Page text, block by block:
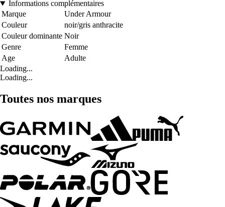
Informations complémentaires
Marque
Under Armour
Couleur
noir/gris anthracite
Couleur dominante Noir
Genre
Femme
Age
Adulte
Loading...
Loading...
Toutes nos marques